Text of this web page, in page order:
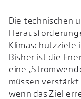
Die technischen
Klimaschutzziele
Bisher ist die
eine
müssen
wenn das Ziel